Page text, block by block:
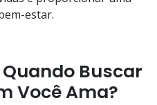
estar.
Buscar
Você Ama?